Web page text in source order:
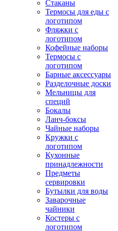
Стаканы
Термосы для еды с
логотипом
Фляжки с
логотипом
Кофейные наборы
Термосы с
логотипом
Барные аксессуары
Разделочные доски
Мельницы для
специй
Бокалы
Ланч-боксы
Чайные наборы
Кружки с
логотипом
Кухонные
принадлежности
Предметы
сервировки
Бутылки для воды
Заварочные
чайники
Костеры с
логотипом